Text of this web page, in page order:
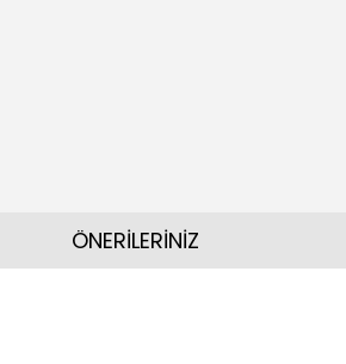
ÖNERİLERİNİZ